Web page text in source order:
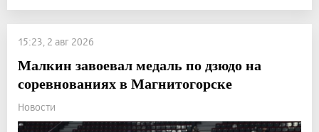
15:23, 2 авг 2026
Малкин завоевал медаль по дзюдо на
соревнованиях в Магнитогорске
Новости